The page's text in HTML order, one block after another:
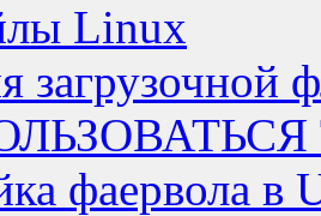
Linux
загрузочной
фаервола